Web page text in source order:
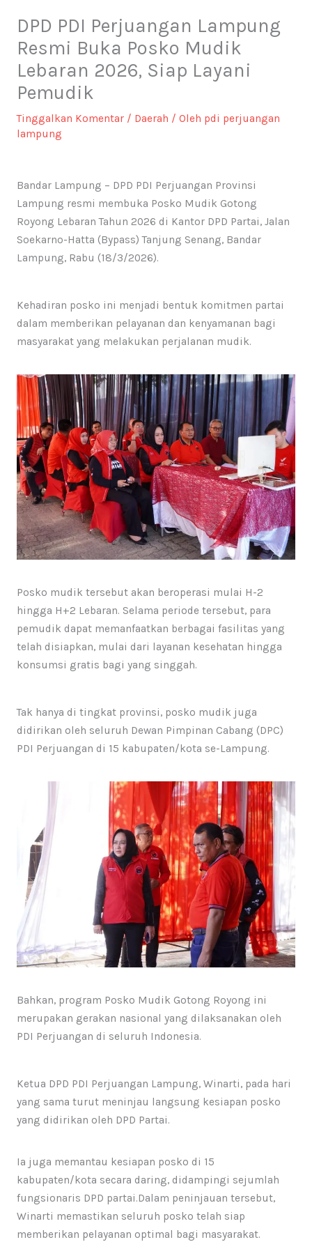
DPD PDI Perjuangan Lampung
Resmi Buka Posko Mudik
Lebaran 2026, Siap Layani
Pemudik
Tinggalkan Komentar / Daerah / Oleh pdi perjuangan
lampung
Bandar Lampung – DPD PDI Perjuangan Provinsi
Lampung resmi membuka Posko Mudik Gotong
Royong Lebaran Tahun 2026 di Kantor DPD Partai, Jalan
Soekarno-Hatta (Bypass) Tanjung Senang, Bandar
Lampung, Rabu (18/3/2026).
Kehadiran posko ini menjadi bentuk komitmen partai
dalam memberikan pelayanan dan kenyamanan bagi
masyarakat yang melakukan perjalanan mudik.
Posko mudik tersebut akan beroperasi mulai H-2
hingga H+2 Lebaran. Selama periode tersebut, para
pemudik dapat memanfaatkan berbagai fasilitas yang
telah disiapkan, mulai dari layanan kesehatan hingga
konsumsi gratis bagi yang singgah.
Tak hanya di tingkat provinsi, posko mudik juga
didirikan oleh seluruh Dewan Pimpinan Cabang (DPC)
PDI Perjuangan di 15 kabupaten/kota se-Lampung.
Bahkan, program Posko Mudik Gotong Royong ini
merupakan gerakan nasional yang dilaksanakan oleh
PDI Perjuangan di seluruh Indonesia.
Ketua DPD PDI Perjuangan Lampung, Winarti, pada hari
yang sama turut meninjau langsung kesiapan posko
yang didirikan oleh DPD Partai.
Ia juga memantau kesiapan posko di 15
kabupaten/kota secara daring, didampingi sejumlah
fungsionaris DPD partai.Dalam peninjauan tersebut,
Winarti memastikan seluruh posko telah siap
memberikan pelayanan optimal bagi masyarakat.